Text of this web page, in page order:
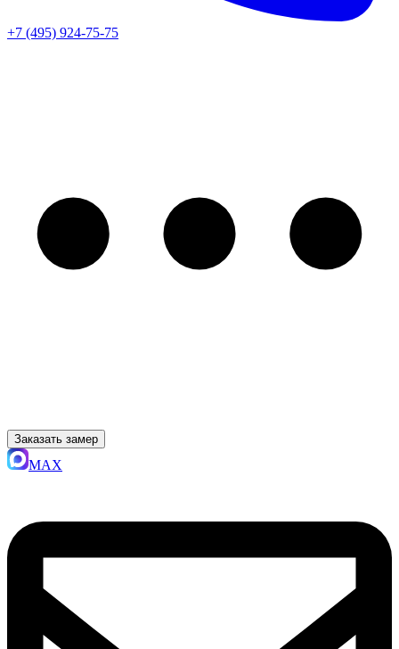
+7 (495) 924-75-75
Заказать замер
MAX